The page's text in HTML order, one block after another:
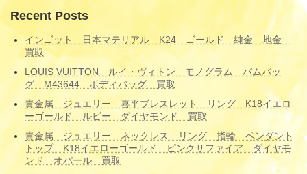
Recent Posts
インゴット 日本マテリアル K24 ゴールド 純金 地金
買取
LOUIS VUITTON ルイ・ヴィトン モノグラム バムバッ
グ M43644 ボディバッグ 買取
貴金属 ジュエリー 喜平ブレスレット リング K18イエロ
ーゴールド ルビー ダイヤモンド 買取
貴金属 ジュエリー ネックレス リング 指輪 ペンダント
トップ K18イエローゴールド ピンクサファイア ダイヤモ
ンド オパール 買取